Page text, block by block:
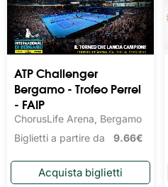
ATP Challenger
Bergamo - Trofeo Perrel
- FAIP
ChorusLife Arena, Bergamo
Biglietti a partire da 9.66€